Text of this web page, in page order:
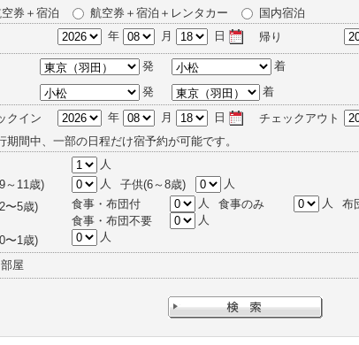
券＋宿泊 航空券＋宿泊＋レンタカー
国内宿泊
年 月 日 帰り
発
着
発
着
クイン 年 月 日 チェックアウト
期間中、一部の日程だけ宿予約が可能です。
人
～11歳)
人 子供(6～8歳)
人
〜5歳) 食事・布団付 人 食事のみ 人 布
食事・布団不要
人
〜1歳) 人
部屋